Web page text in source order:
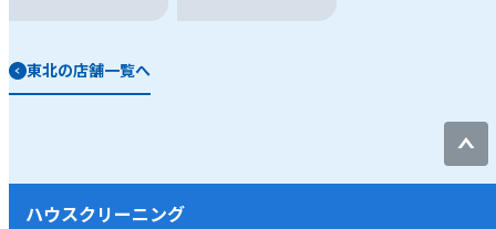
東北の店舗一覧へ
ハウスクリーニング